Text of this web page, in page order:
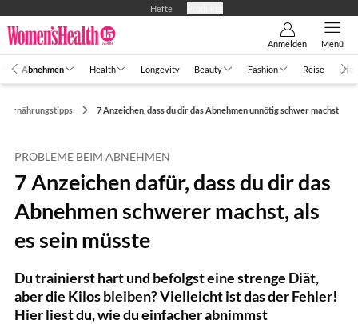
Hefte
Anmelden Menü
Abnehmen Health Longevity Beauty Fashion Reise Life
Ernährungstipps 7 Anzeichen, dass du dir das Abnehmen unnötig schwer machst
PROBLEME BEIM ABNEHMEN
7 Anzeichen dafür, dass du dir das
Abnehmen schwerer machst, als
es sein müsste
Du trainierst hart und befolgst eine strenge Diät,
aber die Kilos bleiben? Vielleicht ist das der Fehler!
Hier liest du, wie du einfacher abnimmst